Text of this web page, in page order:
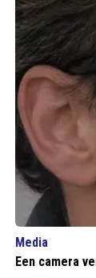
Media
Een camera